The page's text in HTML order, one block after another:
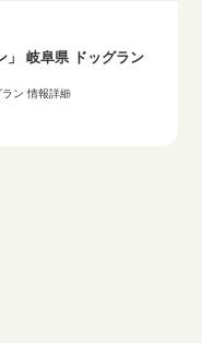
」 岐阜県 ドッグラン
ン 情報詳細